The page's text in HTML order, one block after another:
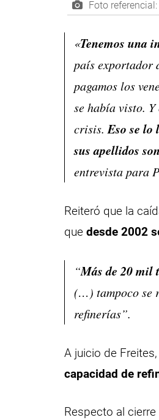
Foto
«Tenemos una
país exportador
pagamos los
se había visto.
crisis. Eso se lo
sus apellidos
entrevista para
Reiteró que la
quedesde 2002
“Más de 20 mil
(…) tampoco se
refinerías”.
A juicio de
capacidad de
Respecto al